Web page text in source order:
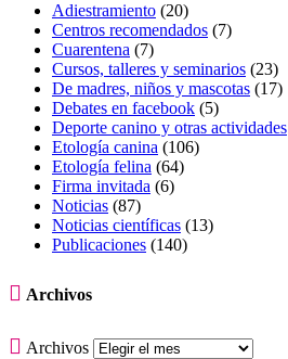
Adiestramiento (20)
Centros recomendados (7)
Cuarentena (7)
Cursos, talleres y seminarios (23)
De madres, niños y mascotas (17)
Debates en facebook (5)
Deporte canino y otras actividades
Etología canina (106)
Etología felina (64)
Firma invitada (6)
Noticias (87)
Noticias científicas (13)
Publicaciones (140)
 Archivos
 Archivos